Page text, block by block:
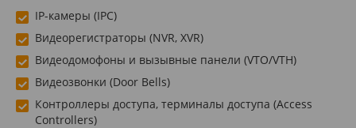
IP-камеры (IPC)
Видеорегистраторы (NVR, XVR)
Видеодомофоны и вызывные панели (VTO/VTH)
Видеозвонки (Door Bells)
Контроллеры доступа, терминалы доступа (Access
Controllers)